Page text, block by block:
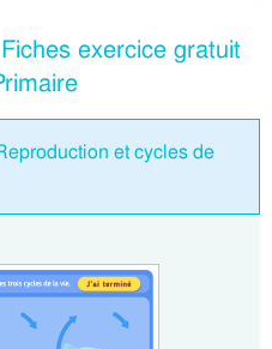
exercice gratuit
et cycles de